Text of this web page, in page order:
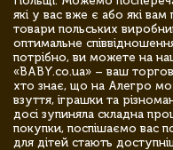
які у вас вже є або які
товари польських
оптимальне
потрібно, ви можете на
«BABY.co.ua» – ваш
хто знає, що на Алегро
взуття, іграшки та
досі зупиняла складна
покупки, поспішаємо вас
для дітей стають